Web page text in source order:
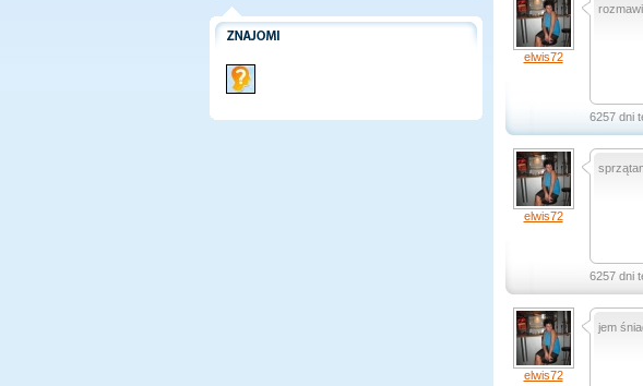
elwis72
6257 dni
elwis72
6257 dni
elwis72
jem